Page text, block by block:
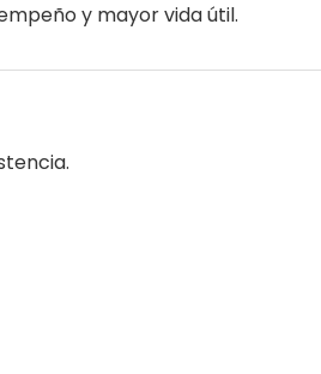
y mayor vida útil.